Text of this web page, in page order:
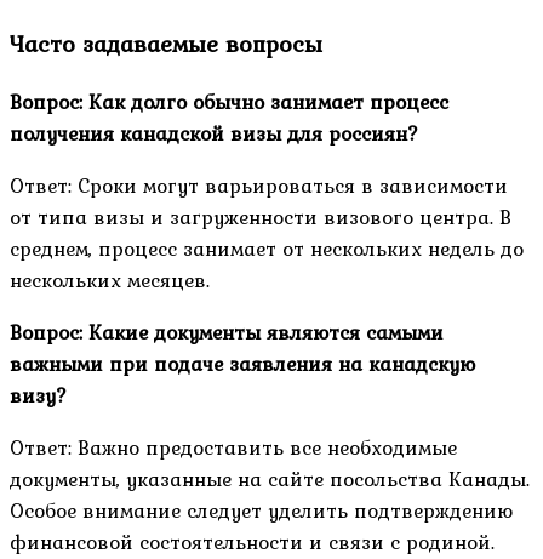
Часто задаваемые вопросы
Вопрос: Как долго обычно занимает процесс
получения канадской визы для россиян?
Ответ: Сроки могут варьироваться в зависимости
от типа визы и загруженности визового центра. В
среднем, процесс занимает от нескольких недель до
нескольких месяцев.
Вопрос: Какие документы являются самыми
важными при подаче заявления на канадскую
визу?
Ответ: Важно предоставить все необходимые
документы, указанные на сайте посольства Канады.
Особое внимание следует уделить подтверждению
финансовой состоятельности и связи с родиной.